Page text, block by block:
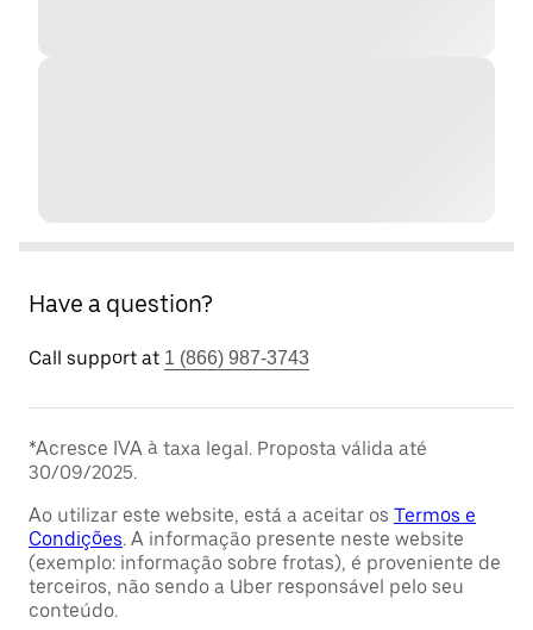
Have a question?
Call support at 1 (866) 987-3743
*Acresce IVA à taxa legal. Proposta válida até
30/09/2025.
Ao utilizar este website, está a aceitar os Termos e
Condições. A informação presente neste website
(exemplo: informação sobre frotas), é proveniente de
terceiros, não sendo a Uber responsável pelo seu
conteúdo.